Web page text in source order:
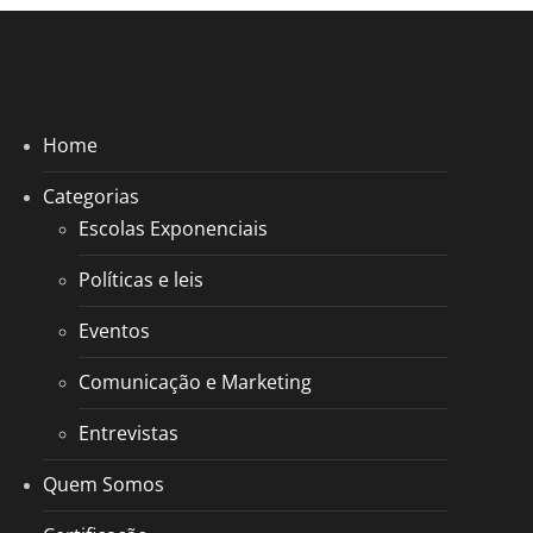
Home
Categorias
Escolas Exponenciais
Políticas e leis
Eventos
Comunicação e Marketing
Entrevistas
Quem Somos